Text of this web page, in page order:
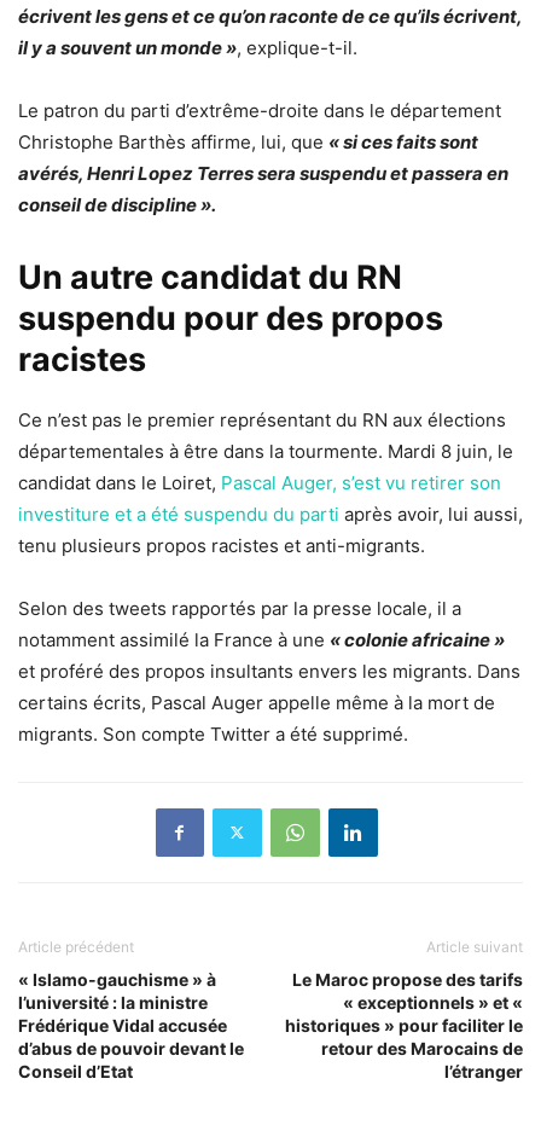
écrivent les gens et ce qu’on raconte de ce qu’ils écrivent,
il y a souvent un monde », explique-t-il.
Le patron du parti d’extrême-droite dans le département
Christophe Barthès affirme, lui, que « si ces faits sont
avérés, Henri Lopez Terres sera suspendu et passera en
conseil de discipline ».
Un autre candidat du RN
suspendu pour des propos
racistes
Ce n’est pas le premier représentant du RN aux élections
départementales à être dans la tourmente. Mardi 8 juin, le
candidat dans le Loiret, Pascal Auger, s’est vu retirer son
investiture et a été suspendu du parti après avoir, lui aussi,
tenu plusieurs propos racistes et anti-migrants.
Selon des tweets rapportés par la presse locale, il a
notamment assimilé la France à une « colonie africaine »
et proféré des propos insultants envers les migrants. Dans
certains écrits, Pascal Auger appelle même à la mort de
migrants. Son compte Twitter a été supprimé.
Article précédent
« Islamo-gauchisme » à
l’université : la ministre
Frédérique Vidal accusée
d’abus de pouvoir devant le
Conseil d’Etat
Article suivant
Le Maroc propose des tarifs
« exceptionnels » et «
historiques » pour faciliter le
retour des Marocains de
l’étranger